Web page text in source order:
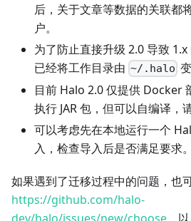
后，关于文章等数据的关联都
户。
为了防止直接升级 2.0 导致
已经将工作目录由 ~/.halo
目前 Halo 2.0 仅提供 Docker
执行 JAR 包，但可以自编译，
可以考虑先在本地运行一个
入，检查导入后是否满足要求。
如果遇到了迁移过程中的问题，也
https://github.com/halo-